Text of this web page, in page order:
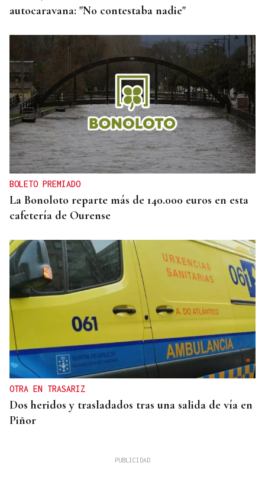
autocaravana: "No contestaba nadie"
BOLETO PREMIADO
La Bonoloto reparte más de 140.000 euros en esta
cafetería de Ourense
OTRA EN TRASARIZ
Dos heridos y trasladados tras una salida de vía en
Piñor